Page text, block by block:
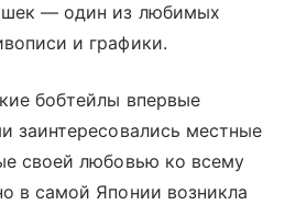
— один из любимых
и графики.
бобтейлы впервые
заинтересовались местные
своей любовью ко всему
в самой Японии возникла